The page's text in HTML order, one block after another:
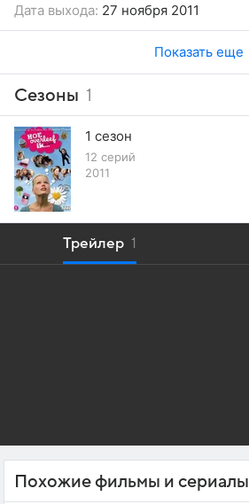
Дата выхода: 27 ноября 2011
Показать еще
Сезоны 1
1 сезон
12 серий
2011
Трейлер 1
Похожие фильмы и сериалы